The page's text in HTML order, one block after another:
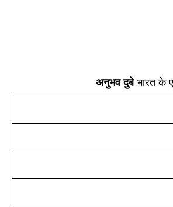
अनुभव दुबेभारत के